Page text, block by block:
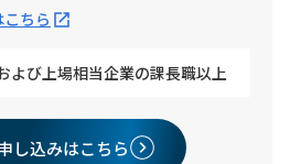
ちら
よび上場相当企業の課長職以上
し込みはこちら